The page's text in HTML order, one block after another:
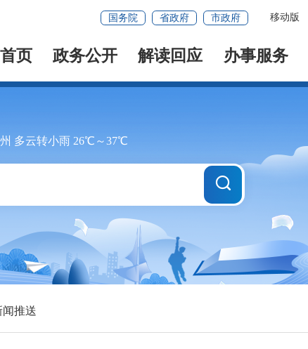
国务院 省政府 市政府 移动版
首页 政务公开 解读回应 办事服务
多云转小雨 26℃～37℃
闻推送